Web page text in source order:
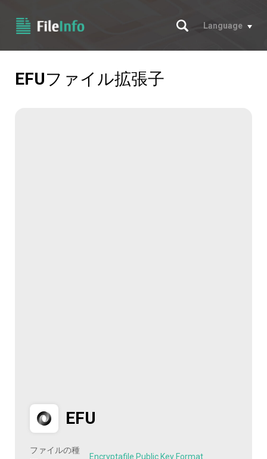
サーチ
Language
EFUファイル拡張子
EFU
ファイルの種
Encryptafile Public Key Format